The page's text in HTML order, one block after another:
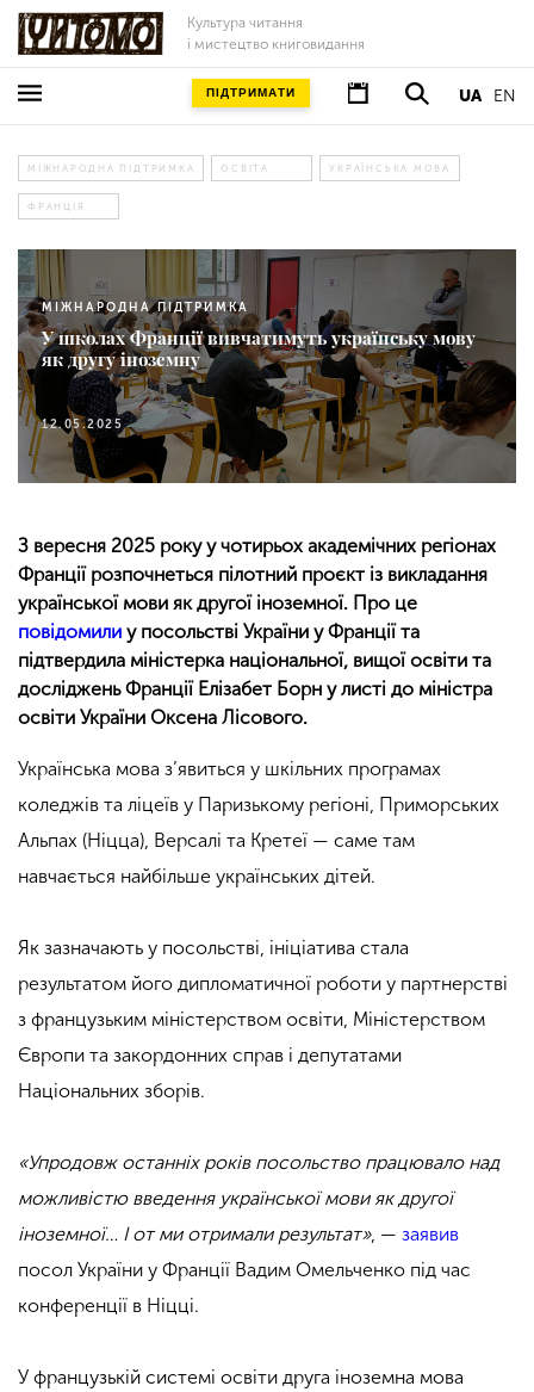
Культура читання
і мистецтво книговидання
UA EN
ПІДТРИМАТИ
МІЖНАРОДНА ПІДТРИМКА ОСВІТА УКРАЇНСЬКА МОВА
ФРАНЦІЯ
МІЖНАРОДНА ПІДТРИМКА
У школах Франції вивчатимуть українську мову
як другу іноземну
12.05.2025
З вересня 2025 року у чотирьох академічних регіонах
Франції розпочнеться пілотний проєкт із викладання
української мови як другої іноземної. Про це
повідомили у посольстві України у Франції та
підтвердила міністерка національної, вищої освіти та
досліджень Франції Елізабет Борн у листі до міністра
освіти України Оксена Лісового.
Українська мова з’явиться у шкільних програмах
коледжів та ліцеїв у Паризькому регіоні, Приморських
Альпах (Ніцца), Версалі та Кретеї — саме там
навчається найбільше українських дітей.
Як зазначають у посольстві, ініціатива стала
результатом його дипломатичної роботи у партнерстві
з французьким міністерством освіти, Міністерством
Європи та закордонних справ і депутатами
Національних зборів.
«Упродовж останніх років посольство працювало над
можливістю введення української мови як другої
іноземної… І от ми отримали результат», — заявив
посол України у Франції Вадим Омельченко під час
конференції в Ніцці.
У французькій системі освіти друга іноземна мова